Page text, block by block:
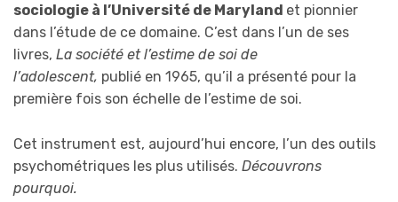
sociologie à l’Université de Maryland et pionnier
dans l’étude de ce domaine. C’est dans l’un de ses
livres, La société et l’estime de soi de
l’adolescent, publié en 1965, qu’il a présenté pour la
première fois son échelle de l’estime de soi.
Cet instrument est, aujourd’hui encore, l’un des outils
psychométriques les plus utilisés. Découvrons
pourquoi.